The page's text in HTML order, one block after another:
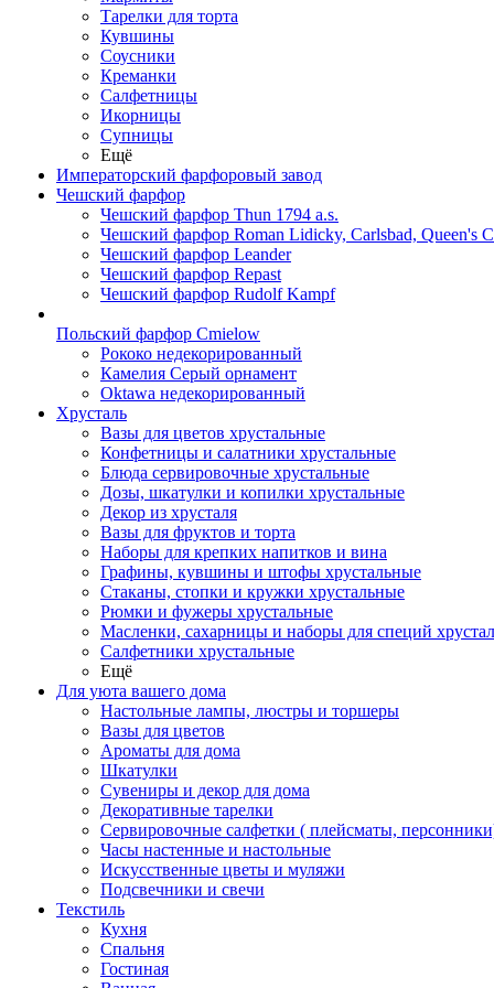
Тарелки для торта
Кувшины
Соусники
Креманки
Салфетницы
Икорницы
Супницы
Ещё
Императорский фарфоровый завод
Чешский фарфор
Чешский фарфор Thun 1794 a.s.
Чешский фарфор Roman Lidicky, Carlsbad, Queen's
Чешский фарфор Leander
Чешский фарфор Repast
Чешский фарфор Rudolf Kampf
Польский фарфор Сmielow
Рококо недекорированный
Камелия Серый орнамент
Oktawa недекорированный
Хрусталь
Вазы для цветов хрустальные
Конфетницы и салатники хрустальные
Блюда сервировочные хрустальные
Дозы, шкатулки и копилки хрустальные
Декор из хрусталя
Вазы для фруктов и торта
Наборы для крепких напитков и вина
Графины, кувшины и штофы хрустальные
Стаканы, стопки и кружки хрустальные
Рюмки и фужеры хрустальные
Масленки, сахарницы и наборы для специй
Салфетники хрустальные
Ещё
Для уюта вашего дома
Настольные лампы, люстры и торшеры
Вазы для цветов
Ароматы для дома
Шкатулки
Сувениры и декор для дома
Декоративные тарелки
Сервировочные салфетки ( плейсматы,
Часы настенные и настольные
Искусственные цветы и муляжи
Подсвечники и свечи
Текстиль
Кухня
Спальня
Гостиная